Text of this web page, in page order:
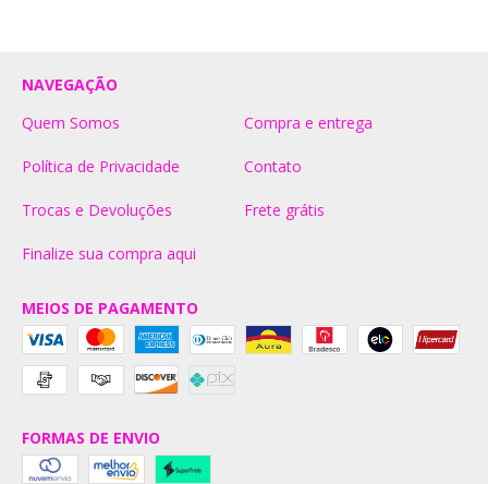
NAVEGAÇÃO
Quem Somos
Compra e entrega
Política de Privacidade Contato
Trocas e Devoluções Frete grátis
Finalize sua compra aqui
MEIOS DE PAGAMENTO
FORMAS DE ENVIO